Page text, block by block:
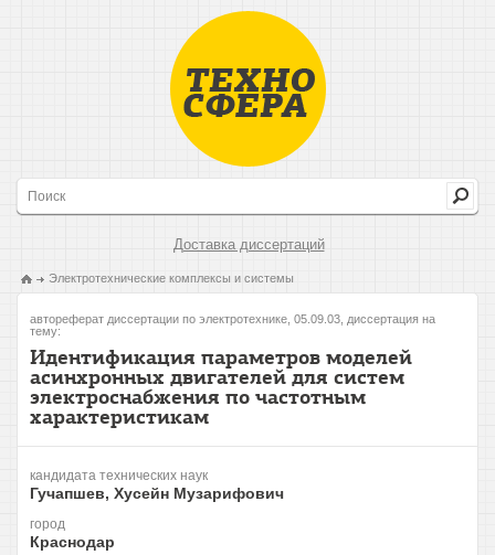
Доставка диссертаций
Электротехнические комплексы и системы
автореферат диссертации по электротехнике, 05.09.03, диссертация на
тему:
Идентификация параметров моделей
асинхронных двигателей для систем
электроснабжения по частотным
характеристикам
кандидата технических наук
Гучапшев, Хусейн Музарифович
город
Краснодар